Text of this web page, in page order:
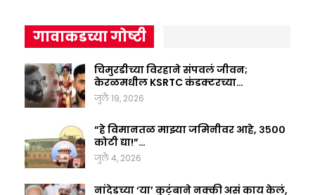
गावाकडच्या गोष्टी
चिमुरडीच्या विरहाने संपवलं जीवन;
केरळमधील KSRTC कंडक्टरच्या…
जुलै 19, 2026
“हे विमानतळ माझ्या जमिनीवर आहे, ३५००
कोटी द्या!”…
जुलै 4, 2026
नांदेडच्या ‘या’ कुटुंबाने नक्की असं काय केलं,